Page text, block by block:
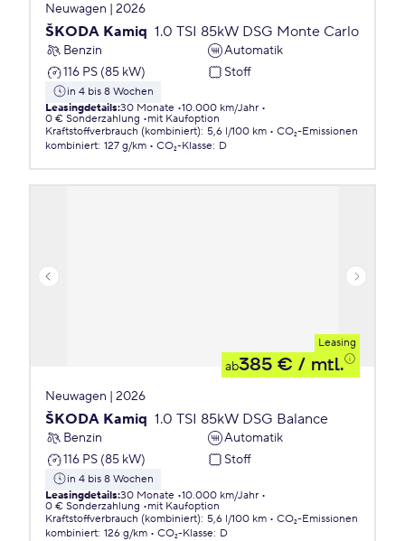
Neuwagen | 2026
ŠKODA Kamiq 1.0 TSI 85kW DSG Monte Carlo
Benzin
Automatik
116 PS (85 kW)
Stoff
in 4 bis 8 Wochen
Leasingdetails:30 Monate 10.000 km/Jahr
0 € Sonderzahlung
mit Kaufoption
Kraftstoffverbrauch (kombiniert): 5,6 l/100 km
CO₂-Emissionen
kombiniert: 127 g/km CO₂-Klasse: D
Leasing
ab385 € / mtl.
Neuwagen | 2026
ŠKODA Kamiq 1.0 TSI 85kW DSG Balance
Benzin
Automatik
116 PS (85 kW)
Stoff
in 4 bis 8 Wochen
Leasingdetails:30 Monate 10.000 km/Jahr
0 € Sonderzahlung
mit Kaufoption
Kraftstoffverbrauch (kombiniert): 5,6 l/100 km
CO₂-Emissionen
kombiniert: 126 g/km CO₂-Klasse: D